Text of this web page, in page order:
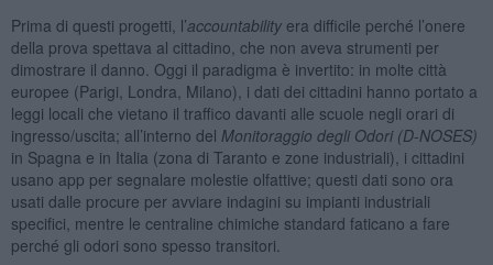
Prima di questi progetti, l’accountabilityera difficile perché l’onere
della prova spettava al cittadino, che non aveva strumenti per
dimostrare il danno. Oggi il paradigma è invertito: in molte città
europee (Parigi, Londra, Milano), i dati dei cittadini hanno portato a
leggi locali che vietano il traffico davanti alle scuole negli orari di
ingresso/uscita; all’interno del Monitoraggio degli Odori (D-NOSES)
in Spagna e in Italia (zona di Taranto e zone industriali), i cittadini
usano app per segnalare molestie olfattive; questi dati sono ora
usati dalle procure per avviare indagini su impianti industriali
specifici, mentre le centraline chimiche standard faticano a fare
perché gli odori sono spesso transitori.